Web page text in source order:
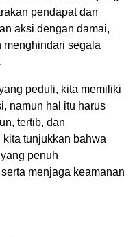
pendapat dan
aksi dengan damai,
menghindari segala
peduli, kita memiliki
namun hal itu harus
tertib, dan
tunjukkan bahwa
penuh
menjaga keamanan